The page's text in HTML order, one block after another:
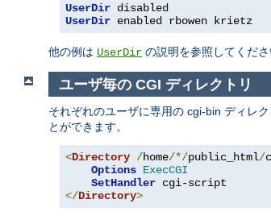
UserDir disabled
UserDir enabled rbowen krietz
他の例は UserDir の説明を参照してくださ
ユーザ毎の CGI ディレクトリ
それぞれのユーザに専用の cgi-bin ディレ
とができます。
<Directory /home/*/public_html/
Options ExecCGI
SetHandler
</Directory>